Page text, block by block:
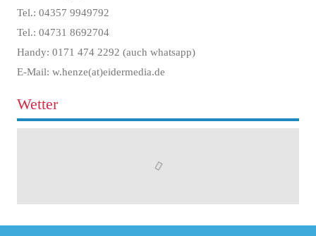
Tel.: 04357 9949792
Tel.: 04731 8692704
Handy: 0171 474 2292 (auch whatsapp)
E-Mail: w.henze(at)eidermedia.de
Wetter